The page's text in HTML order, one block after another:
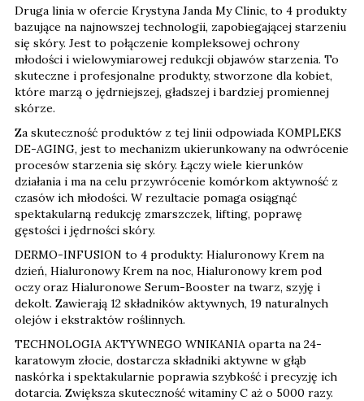
Druga linia w ofercie Krystyna Janda My Clinic, to 4 produkty
bazujące na najnowszej technologii, zapobiegającej starzeniu
się skóry. Jest to połączenie kompleksowej ochrony
młodości i wielowymiarowej redukcji objawów starzenia. To
skuteczne i profesjonalne produkty, stworzone dla kobiet,
które marzą o jędrniejszej, gładszej i bardziej promiennej
skórze.
Za skuteczność produktów z tej linii odpowiada KOMPLEKS
DE-AGING, jest to mechanizm ukierunkowany na odwrócenie
procesów starzenia się skóry. Łączy wiele kierunków
działania i ma na celu przywrócenie komórkom aktywność z
czasów ich młodości. W rezultacie pomaga osiągnąć
spektakularną redukcję zmarszczek, lifting, poprawę
gęstości i jędrności skóry.
DERMO-INFUSION to 4 produkty: Hialuronowy Krem na
dzień, Hialuronowy Krem na noc, Hialuronowy krem pod
oczy oraz Hialuronowe Serum-Booster na twarz, szyję i
dekolt. Zawierają 12 składników aktywnych, 19 naturalnych
olejów i ekstraktów roślinnych.
TECHNOLOGIA AKTYWNEGO WNIKANIA oparta na 24-
karatowym złocie, dostarcza składniki aktywne w głąb
naskórka i spektakularnie poprawia szybkość i precyzję ich
dotarcia. Zwiększa skuteczność witaminy C aż o 5000 razy.